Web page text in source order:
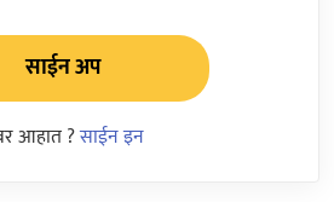
साईन अप
आहात ?साईन इन